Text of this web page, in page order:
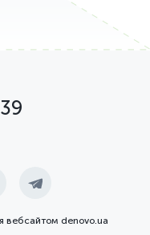
вебсайтом denovo.ua